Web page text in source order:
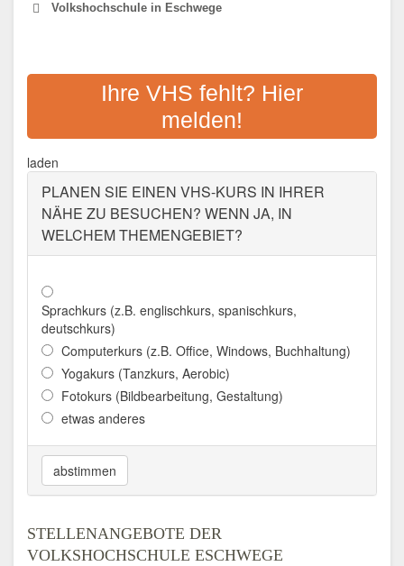
Volkshochschule in Eschwege
VHS WERRA-MEISSNER
Adresse: Vor dem Berge 1, 37269 Eschwege
Ihre VHS fehlt? Hier
melden!
laden
PLANEN SIE EINEN VHS-KURS IN IHRER
NÄHE ZU BESUCHEN? WENN JA, IN
WELCHEM THEMENGEBIET?
Sprachkurs (z.B. englischkurs, spanischkurs,
deutschkurs)
Computerkurs (z.B. Office, Windows, Buchhaltung)
Yogakurs (Tanzkurs, Aerobic)
Fotokurs (Bildbearbeitung, Gestaltung)
etwas anderes
abstimmen
STELLENANGEBOTE DER
VOLKSHOCHSCHULE ESCHWEGE